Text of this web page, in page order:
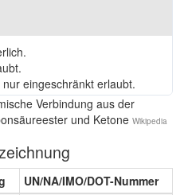
eingeschränkt erlaubt.
Verbindung aus der
und Ketone Wikipedia
UN/NA/IMO/DOT-Nummer